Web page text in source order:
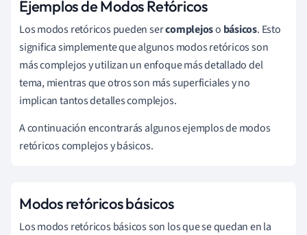
Ejemplos de Modos Retóricos
Los modos retóricos pueden sercomplejoso básicos. Esto
significa simplemente que algunos modos retóricos son
más complejos y utilizan un enfoque más detallado del
tema, mientras que otros son más superficiales y no
implican tantos detalles complejos.
A continuación encontrarás algunos ejemplos de modos
retóricos complejos y básicos.
Modos retóricos básicos
Los modos retóricos básicos son los que se quedan en la